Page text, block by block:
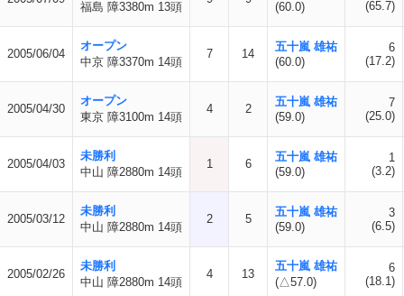
福島 障3380m 13頭 (60.0) (65.7)
2005/06/04
オープン
中京 障3370m 14頭
7 14
五十嵐 雄祐
(60.0)
6
(17.2)
2005/04/30
オープン
東京 障3100m 14頭
4 2
五十嵐 雄祐
(59.0)
7
(25.0)
2005/04/03
未勝利
中山 障2880m 14頭
1 6
五十嵐 雄祐
(59.0)
1
(3.2)
2005/03/12
未勝利
中山 障2880m 14頭
2 5
五十嵐 雄祐
(59.0)
3
(6.5)
2005/02/26
未勝利
中山 障2880m 14頭
4 13
五十嵐 雄祐
(△57.0)
6
(18.1)